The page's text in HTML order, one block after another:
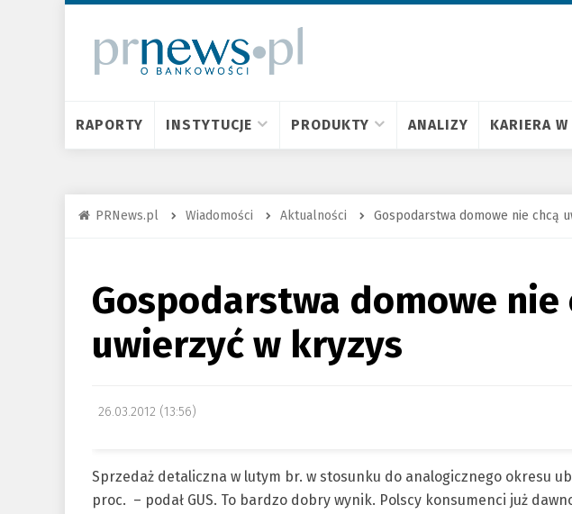
RAPORTY INSTYTUCJE PRODUKTY ANALIZY KARIERA
PRNews.pl Wiadomości Aktualności Gospodarstwa domowe nie chcą
Gospodarstwa domowe nie
uwierzyć w kryzys
26.03.2012 (13:56)
Sprzedaż detaliczna w lutym br. w stosunku do analogicznego okresu
proc. – podał GUS. To bardzo dobry wynik. Polscy konsumenci już